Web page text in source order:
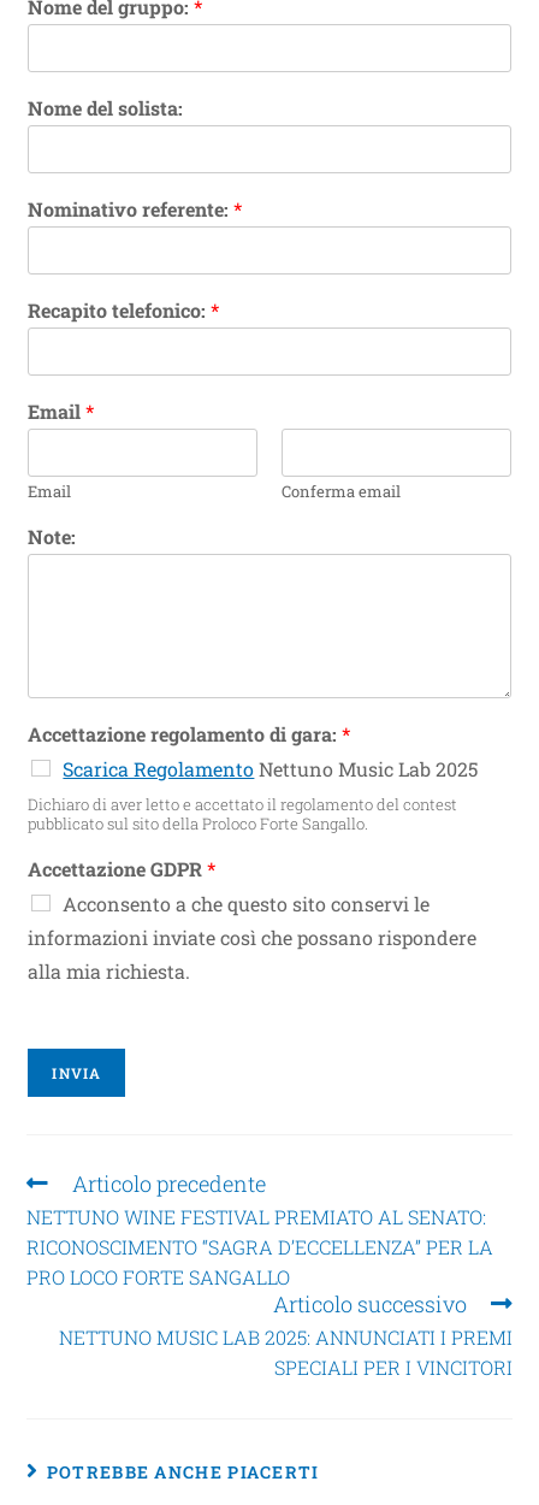
i
n
e
Nome del gruppo:*
Nome del solista:
Nominativo referente:*
Recapito telefonico:*
Email*
Email Conferma email
Note:
Accettazione regolamento di gara:*
Scarica RegolamentoNettuno Music Lab 2025
Dichiaro di aver letto e accettato il regolamento del contest
pubblicato sul sito della Proloco Forte Sangallo.
Accettazione GDPR*
Acconsento a che questo sito conservi le
informazioni inviate così che possano rispondere
alla mia richiesta.
INVIA
Articolo precedente
NETTUNO WINE FESTIVAL PREMIATO AL SENATO:
RICONOSCIMENTO “SAGRA D’ECCELLENZA” PER LA
PRO LOCO FORTE SANGALLO
Articolo successivo
NETTUNO MUSIC LAB 2025: ANNUNCIATI I PREMI
SPECIALI PER I VINCITORI
POTREBBE ANCHE PIACERTI